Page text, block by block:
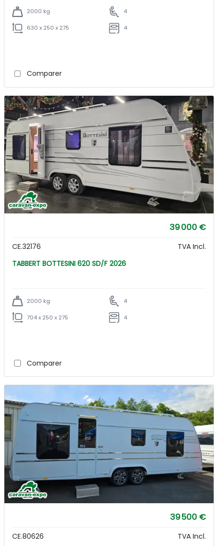
2000 kg 4
630 x 250 x 275 4
Comparer
39 000 €
CE.32176
TVA Incl.
TABBERT BOTTESINI 620 SD/F 2026
2000 kg 4
704 x 250 x 275 4
Comparer
39 500 €
CE.80626
TVA Incl.